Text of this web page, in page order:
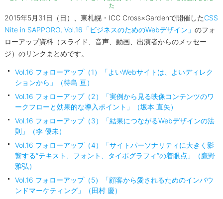
た
2015年5月31日（日）、東札幌・ICC Cross×Gardenで開催したCSS
Nite in SAPPORO, Vol.16「ビジネスのためのWebデザイン」 のフォ
ローアップ資料（スライド、音声、動画、出演者からのメッセー
ジ）のリンクまとめです。
Vol.16 フォローアップ（1）「よいWebサイトは、よいディレク
ションから」（待島 亘）
Vol.16 フォローアップ（2）「実例から見る映像コンテンツのワ
ークフローと効果的な導入ポイント」（坂本 直矢）
Vol.16 フォローアップ（3）「結果につながるWebデザインの法
則」（李 優未）
Vol.16 フォローアップ（4）「サイトパーソナリティに大きく影
響する“テキスト、フォント、タイポグラフィ”の着眼点」（鷹野
雅弘）
Vol.16 フォローアップ（5）「顧客から愛されるためのインバウ
ンドマーケティング」（田村 慶）